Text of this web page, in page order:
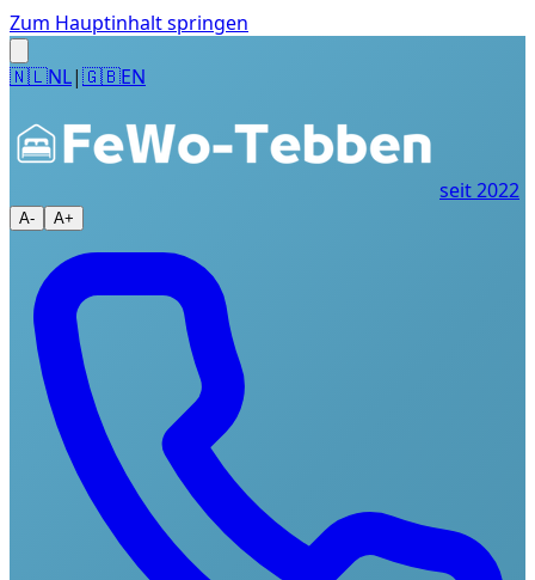
Zum Hauptinhalt springen
🇳🇱NL|🇬🇧EN
seit 2022
A- A+